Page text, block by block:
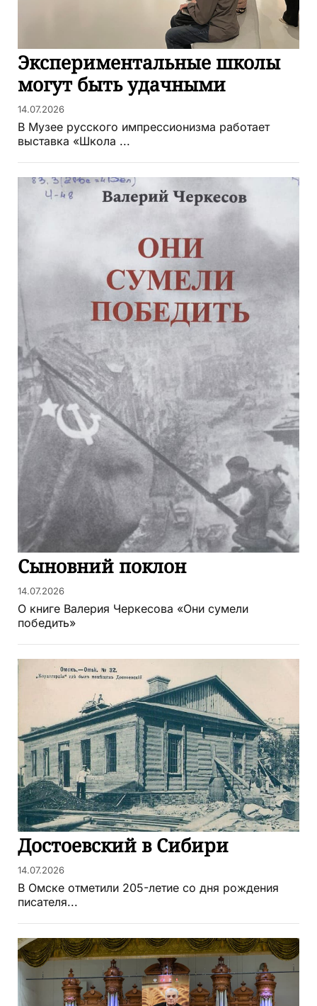
Экспериментальные школы
могут быть удачными
14.07.2026
В Музее русского импрессионизма работает
выставка «Школа ...
Сыновний поклон
14.07.2026
О книге Валерия Черкесова «Они сумели
победить»
Достоевский в Сибири
14.07.2026
В Омске отметили 205-летие со дня рождения
писателя...